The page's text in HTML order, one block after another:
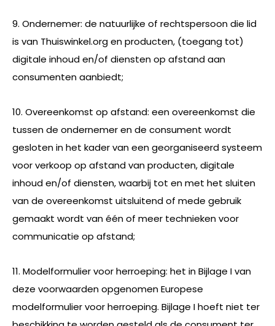
9. Ondernemer: de natuurlijke of rechtspersoon die lid
is van Thuiswinkel.org en producten, (toegang tot)
digitale inhoud en/of diensten op afstand aan
consumenten aanbiedt;
10. Overeenkomst op afstand: een overeenkomst die
tussen de ondernemer en de consument wordt
gesloten in het kader van een georganiseerd systeem
voor verkoop op afstand van producten, digitale
inhoud en/of diensten, waarbij tot en met het sluiten
van de overeenkomst uitsluitend of mede gebruik
gemaakt wordt van één of meer technieken voor
communicatie op afstand;
11. Modelformulier voor herroeping: het in Bijlage I van
deze voorwaarden opgenomen Europese
modelformulier voor herroeping. Bijlage I hoeft niet ter